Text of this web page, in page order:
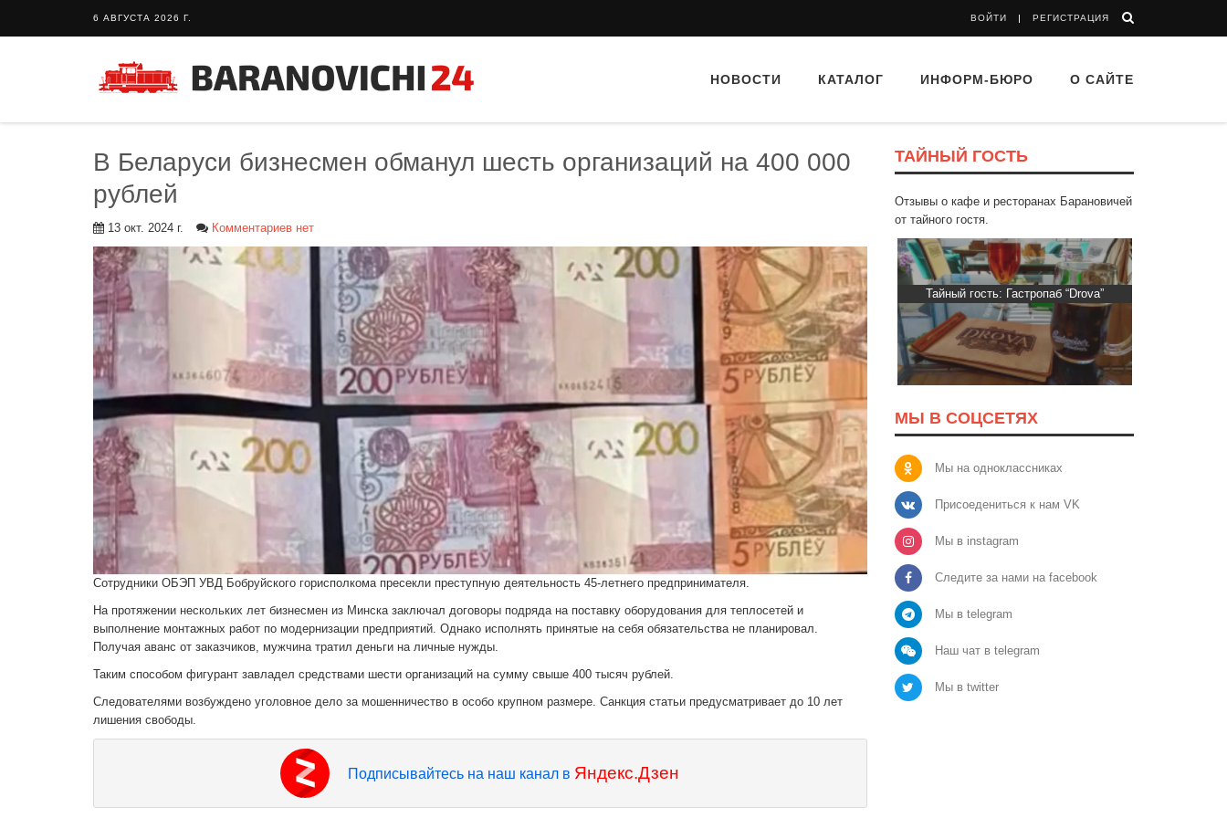
6 АВГУСТА 2026 Г. ВОЙТИ РЕГИСТРАЦИЯ
НОВОСТИ КАТАЛОГ ИНФОРМ-БЮРО О САЙТЕ
В Беларуси бизнесмен обманул шесть организаций на 400 000
рублей
13 окт. 2024 г. Комментариев нет
Сотрудники ОБЭП УВД Бобруйского горисполкома пресекли преступную деятельность 45-летнего предпринимателя.
На протяжении нескольких лет бизнесмен из Минска заключал договоры подряда на поставку оборудования для теплосетей и
выполнение монтажных работ по модернизации предприятий. Однако исполнять принятые на себя обязательства не планировал.
Получая аванс от заказчиков, мужчина тратил деньги на личные нужды.
Таким способом фигурант завладел средствами шести организаций на сумму свыше 400 тысяч рублей.
Следователями возбуждено уголовное дело за мошенничество в особо крупном размере. Санкция статьи предусматривает до 10 лет
лишения свободы.
Подписывайтесь на наш канал в Яндекс.Дзен
ТАЙНЫЙ ГОСТЬ
Отзывы о кафе и ресторанах Барановичей
от тайного гостя.
Тайный гость: доставка Капибара Тайный гость: Гастропаб “Drova”
МЫ В СОЦСЕТЯХ
Мы на одноклассниках
Присоедениться к нам VK
Мы в instagram
Следите за нами на facebook
Мы в telegram
Наш чат в telegram
Мы в twitter